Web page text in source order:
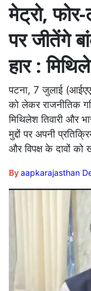
मेट्रो,
पर जीतेंगे
हार :
पटना, 7 जुलाई
को लेकर राजनीतिक
मिथिलेश तिवारी और
मुद्दों पर अपनी
और विपक्ष के दावों को
Byaapkarajasthan